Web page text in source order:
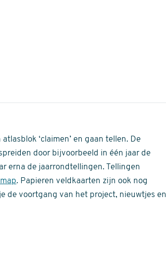
‘claimen’ en gaan tellen. De
door bijvoorbeeld in één jaar de
erna de jaarrondtellingen. Tellingen
. Papieren veldkaarten zijn ook nog
de voortgang van het project, nieuwtjes en